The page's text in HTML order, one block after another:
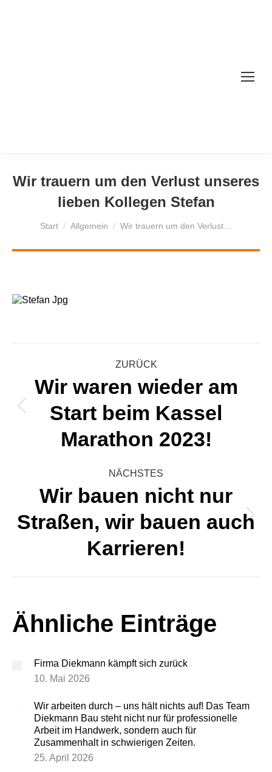
Wir trauern um den Verlust unseres
lieben Kollegen Stefan
Start Allgemein Wir trauern um den Verlust…
ZURÜCK
Vorheriger
Beitrag:
Wir waren wieder am
Start beim Kassel
Marathon 2023!
NÄCHSTES
Nächster
Beitrag:
Wir bauen nicht nur
Straßen, wir bauen auch
Karrieren!
Ähnliche Einträge
Firma Diekmann kämpft sich zurück
10. Mai 2026
Wir arbeiten durch – uns hält nichts auf! Das Team
Diekmann Bau steht nicht nur für professionelle
Arbeit im Handwerk, sondern auch für
Zusammenhalt in schwierigen Zeiten.
25. April 2026